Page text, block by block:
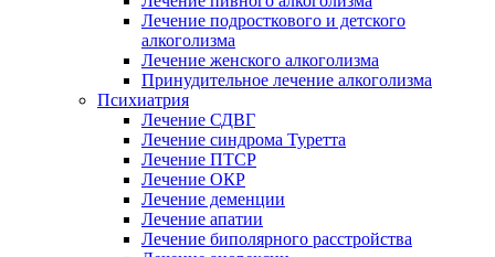
Лечение подросткового и детского
алкоголизма
Лечение женского алкоголизма
Принудительное лечение алкоголизма
Психиатрия
Лечение СДВГ
Лечение синдрома Туретта
Лечение ПТСР
Лечение ОКР
Лечение деменции
Лечение апатии
Лечение биполярного расстройства